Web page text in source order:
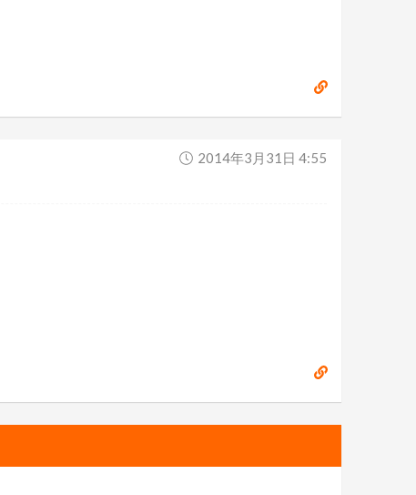
2014年3月31日 4:55